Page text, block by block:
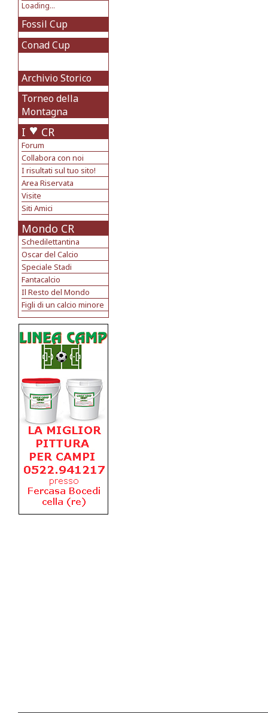
Loading...
Fossil Cup
Conad Cup
Archivio Storico
Torneo della
Montagna
I CR
Forum
Collabora con noi
I risultati sul tuo sito!
Area Riservata
Visite
Siti Amici
Mondo CR
Schedilettantina
Oscar del Calcio
Speciale Stadi
Fantacalcio
Il Resto del Mondo
Figli di un calcio minore